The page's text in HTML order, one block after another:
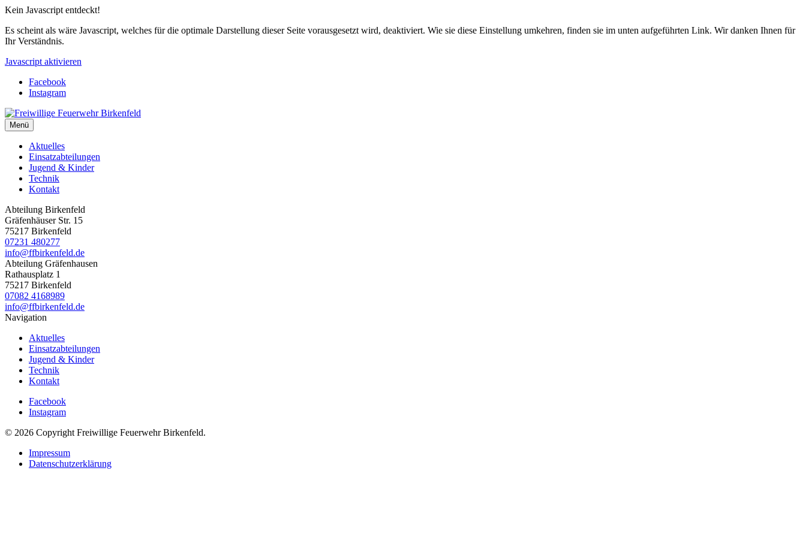
Kein Javascript entdeckt!
Es scheint als wäre Javascript, welches für die optimale Darstellung dieser Seite vorausgesetzt wird, deaktiviert. Wie sie diese Einstellung umkehren, finden sie im unten aufgeführten Link. Wir danken Ihnen für
Ihr Verständnis.
Javascript aktivieren
Facebook
Instagram
Menü
Aktuelles
Einsatzabteilungen
Jugend & Kinder
Technik
Kontakt
Abteilung Birkenfeld
Gräfenhäuser Str. 15
75217 Birkenfeld
07231 480277
info@ffbirkenfeld.de
Abteilung Gräfenhausen
Rathausplatz 1
75217 Birkenfeld
07082 4168989
info@ffbirkenfeld.de
Navigation
Aktuelles
Einsatzabteilungen
Jugend & Kinder
Technik
Kontakt
Facebook
Instagram
© 2026 Copyright Freiwillige Feuerwehr Birkenfeld.
Impressum
Datenschutzerklärung